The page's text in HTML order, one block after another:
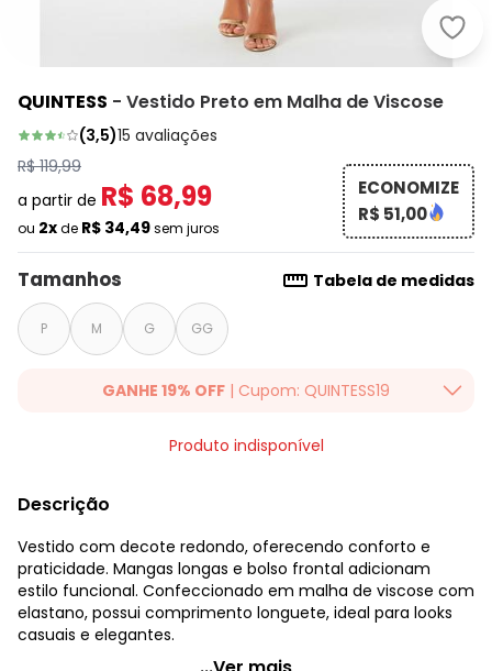
QUINTESS - Vestido Preto em Malha de Viscose
(3,5)15 avaliações
R$ 119,99
a partir de R$ 68,99
ou 2xde R$ 34,49sem juros
ECONOMIZE
R$ 51,00
Tamanhos Tabela de medidas
P M G GG
GANHE 19% OFF | Cupom: QUINTESS19
QUINTESS19. Válido para toda loja Quintess, até 07/08/2026.
Produto indisponível
Descrição
Vestido com decote redondo, oferecendo conforto e
praticidade. Mangas longas e bolso frontal adicionam
estilo funcional. Confeccionado em malha de viscose com
elastano, possui comprimento longuete, ideal para looks
casuais e elegantes.
Quintess - Vestido Preto em Malha de Viscose